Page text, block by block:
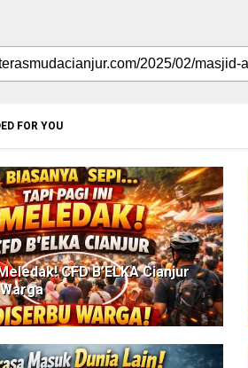
FOR YOU
CFD B’ELKA Cianjur